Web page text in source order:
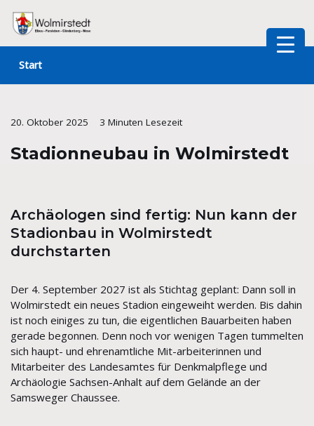
Zum
springen
Start
20. Oktober 2025 3 Minuten Lesezeit
Stadionneubau in Wolmirstedt
Archäologen sind fertig: Nun kann der
Stadionbau in Wolmirstedt
durchstarten
Der 4. September 2027 ist als Stichtag geplant: Dann soll in
Wolmirstedt ein neues Stadion eingeweiht werden. Bis dahin
ist noch einiges zu tun, die eigentlichen Bauarbeiten haben
gerade begonnen. Denn noch vor wenigen Tagen tummelten
sich haupt- und ehrenamtliche Mit-arbeiterinnen und
Mitarbeiter des Landesamtes für Denkmalpflege und
Archäologie Sachsen-Anhalt auf dem Gelände an der
Samsweger Chaussee.